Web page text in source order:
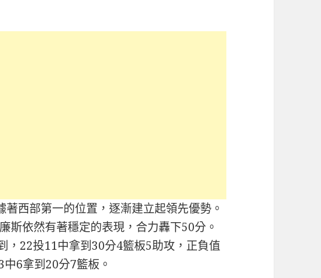
西部第一的位置，逐漸建立起領先優勢。
斯依然有著穩定的表現，合力轟下50分。
，22投11中拿到30分4籃板5助攻，正負值
6拿到20分7籃板。